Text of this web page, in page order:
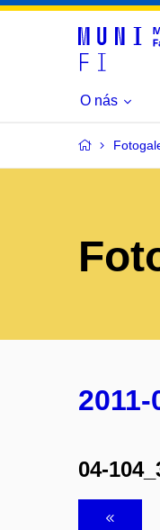
O nás
04-